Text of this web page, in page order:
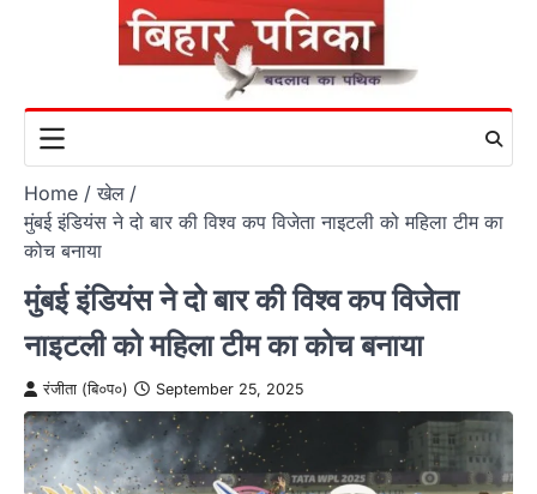
Home
खेल
मुंबई इंडियंस ने दो बार की विश्व कप विजेता नाइटली को महिला टीम का
कोच बनाया
मुंबई इंडियंस ने दो बार की विश्व कप विजेता
नाइटली को महिला टीम का कोच बनाया
रंजीता (बि०प०) September 25, 2025